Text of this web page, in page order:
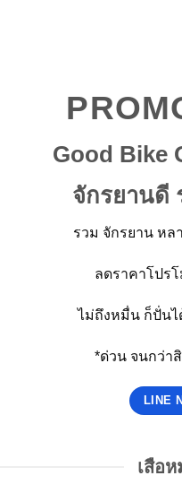
Good Bike
จักรยานดี
รวม จักรยาน หล
ลดราคาโปร
ไม่ถึงหมื่น ก็ปั่นไ
*ด่วน จนกว่า
LINE
เสือ